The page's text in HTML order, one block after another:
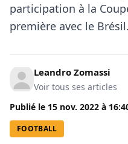
participation à la
première avec le Brésil.
Leandro Zomassi
Voir tous ses articles
Publié le 15 nov. 2022 à
FOOTBALL